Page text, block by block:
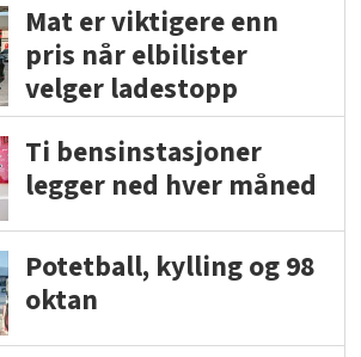
Mat er viktigere enn
pris når elbilister
velger ladestopp
Ti bensinstasjoner
legger ned hver måned
Potetball, kylling og 98
oktan